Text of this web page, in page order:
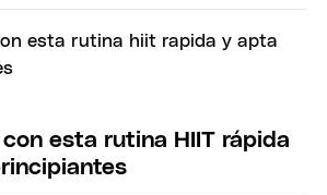
esta rutina HIIT rápida